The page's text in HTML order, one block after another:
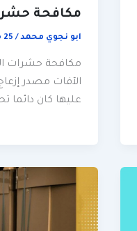
مكافحة
ابو نجوي محمد/ 25 مارس، 2024
مكافحة حشرات
الآفات مصدر
عليها كان دائما